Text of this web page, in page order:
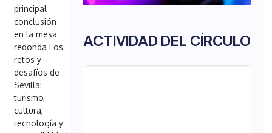
principal
conclusión
en la mesa
redonda Los
retos y
desafíos de
Sevilla:
turismo,
cultura,
tecnología y
ACTIVIDAD DEL CÍRCULO